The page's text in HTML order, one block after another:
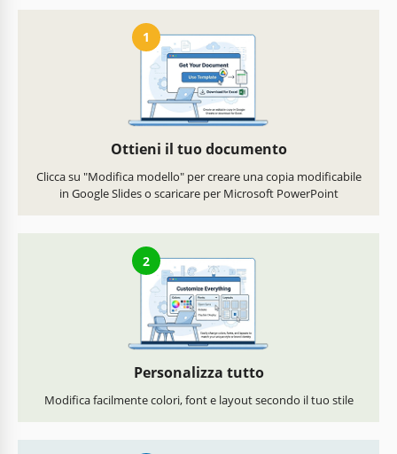
1
Ottieni il tuo documento
Clicca su "Modifica modello" per creare una copia modificabile
in Google Slides o scaricare per Microsoft PowerPoint
2
Personalizza tutto
Modifica facilmente colori, font e layout secondo il tuo stile